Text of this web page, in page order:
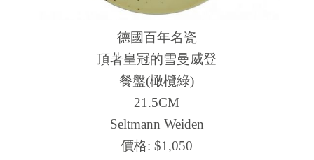
德國百年名瓷
頂著皇冠的雪曼威登
餐盤(橄欖綠)
21.5CM
Seltmann Weiden
價格: $1,050